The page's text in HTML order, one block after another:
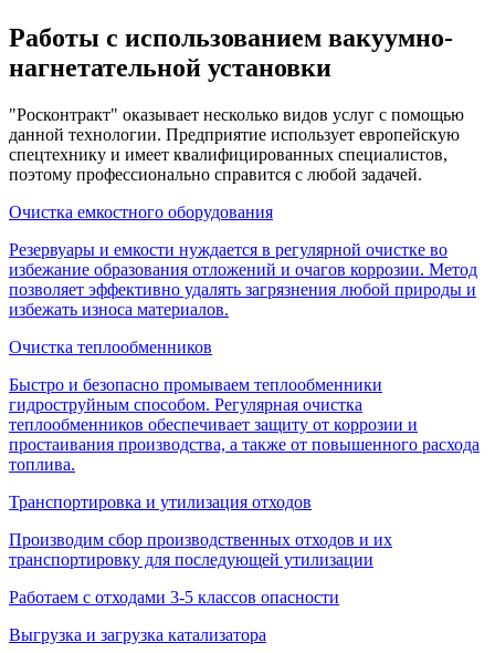
Работы с использованием вакуумно-
нагнетательной установки
"Росконтракт" оказывает несколько видов услуг с помощью
данной технологии. Предприятие использует европейскую
спецтехнику и имеет квалифицированных специалистов,
поэтому профессионально справится с любой задачей.
Очистка емкостного оборудования
Резервуары и емкости нуждается в регулярной очистке во
избежание образования отложений и очагов коррозии. Метод
позволяет эффективно удалять загрязнения любой природы и
избежать износа материалов.
Очистка теплообменников
Быстро и безопасно промываем теплообменники
гидроструйным способом. Регулярная очистка
теплообменников обеспечивает защиту от коррозии и
простаивания производства, а также от повышенного расхода
топлива.
Транспортировка и утилизация отходов
Производим сбор производственных отходов и их
транспортировку для последующей утилизации
Работаем с отходами 3-5 классов опасности
Выгрузка и загрузка катализатора